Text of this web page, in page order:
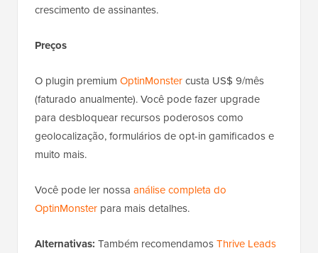
crescimento de assinantes.
Preços
O plugin premium OptinMonstercusta US$ 9/mês
(faturado anualmente). Você pode fazer upgrade
para desbloquear recursos poderosos como
geolocalização, formulários de opt-in gamificados e
muito mais.
Você pode ler nossa análise completa do
OptinMonster para mais detalhes.
Alternativas: Também recomendamosThrive Leads